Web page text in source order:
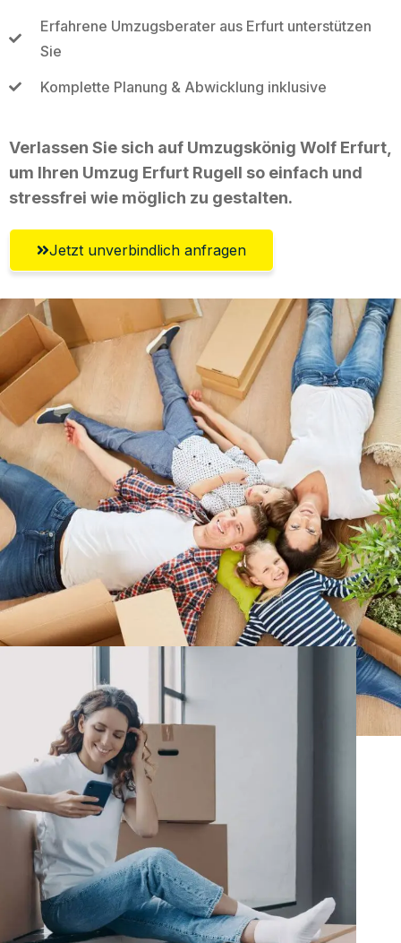
Erfahrene Umzugsberater aus Erfurt unterstützen
Sie
Komplette Planung & Abwicklung inklusive
Verlassen Sie sich auf Umzugskönig Wolf Erfurt,
um Ihren Umzug Erfurt Rugell so einfach und
stressfrei wie möglich zu gestalten.
Jetzt unverbindlich anfragen